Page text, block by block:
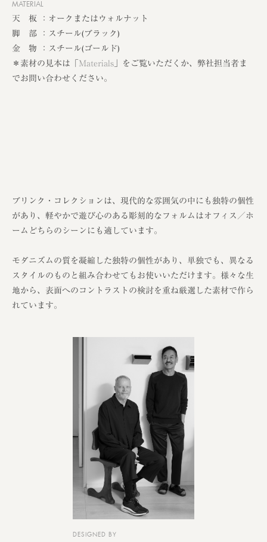
MATERIAL
天 板 ：オークまたはウォルナット
脚 部 ：スチール(ブラック)
金 物 ：スチール(ゴールド)
＊素材の見本は「 Materials 」をご覧いただくか、弊社担当者ま
でお問い合わせください。
ブリンク・コレクションは、現代的な雰囲気の中にも独特の個性
があり、軽やかで遊び心のある彫刻的なフォルムはオフィス／ホ
ームどちらのシーンにも適しています。
モダニズムの質を凝縮した独特の個性があり、単独でも、異なる
スタイルのものと組み合わせてもお使いいただけます。様々な生
地から、表面へのコントラストの検討を重ね厳選した素材で作ら
れています。
DESIGNED BY